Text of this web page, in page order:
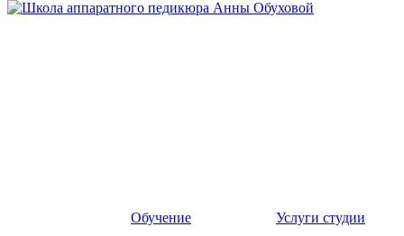
Обучение
Услуги студии